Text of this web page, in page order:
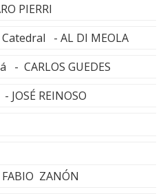
PIERRI
- AL DI MEOLA
- CARLOS GUEDES
REINOSO
ZANÓN